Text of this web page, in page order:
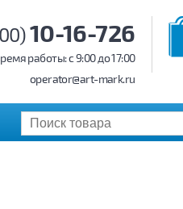
10-16-726
работы: c 9:00 до 17:00
operator@art-mark.ru